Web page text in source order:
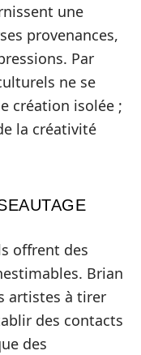
une
provenances,
Par
ne se
création isolée ;
la créativité
offrent des
Brian
artistes à tirer
des contacts
des